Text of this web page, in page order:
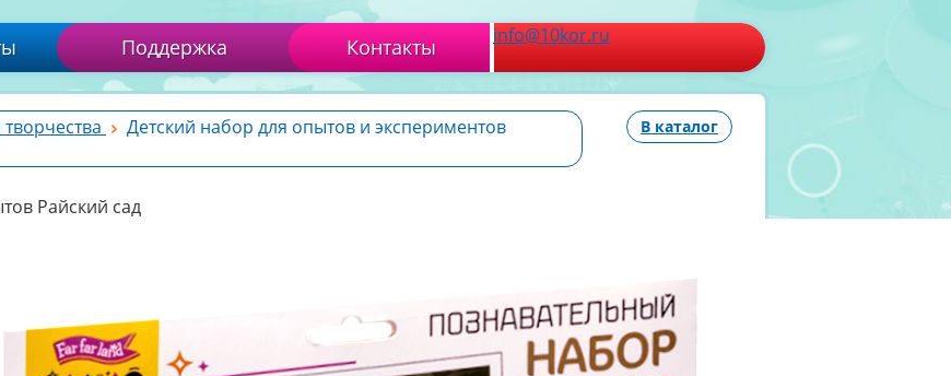
Поддержка Контакты info@10kor.ru
Детский набор для опытов и экспериментов
В каталог